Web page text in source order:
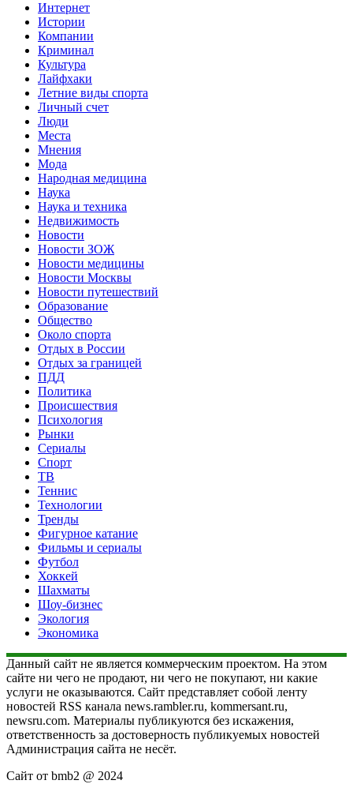
Интернет
Истории
Компании
Криминал
Культура
Лайфхаки
Летние виды спорта
Личный счет
Люди
Места
Мнения
Мода
Народная медицина
Наука
Наука и техника
Недвижимость
Новости
Новости ЗОЖ
Новости медицины
Новости Москвы
Новости путешествий
Образование
Общество
Около спорта
Отдых в России
Отдых за границей
ПДД
Политика
Происшествия
Психология
Рынки
Сериалы
Спорт
ТВ
Теннис
Технологии
Тренды
Фигурное катание
Фильмы и сериалы
Футбол
Хоккей
Шахматы
Шоу-бизнес
Экология
Экономика
Данный сайт не является коммерческим проектом. На этом
сайте ни чего не продают, ни чего не покупают, ни какие
услуги не оказываются. Сайт представляет собой ленту
новостей RSS канала news.rambler.ru, kommersant.ru,
newsru.com. Материалы публикуются без искажения,
ответственность за достоверность публикуемых новостей
Администрация сайта не несёт.
Сайт от bmb2 @ 2024